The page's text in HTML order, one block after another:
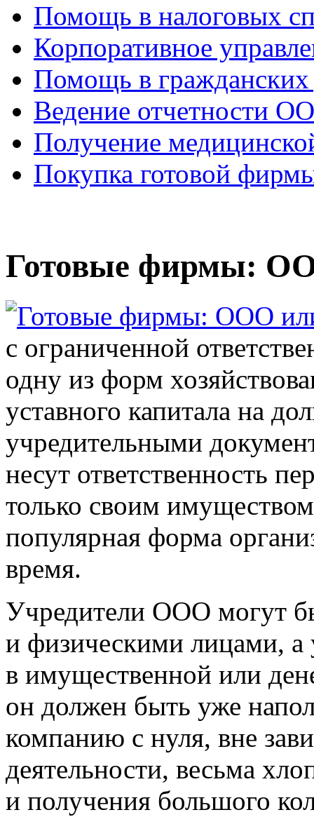
Помощь в налоговых
Корпоративное
Помощь в гражданских
Ведение отчетности
Получение
Покупка готовой
Готовые фирмы:
с ограниченной
одну из форм
уставного капитала на
учредительными
несут ответственность
только своим
популярная форма
время.
Учредители ООО могут
и физическими лицами, а
в имущественной или
он должен быть уже
компанию с нуля, вне
деятельности, весьма
и получения большого